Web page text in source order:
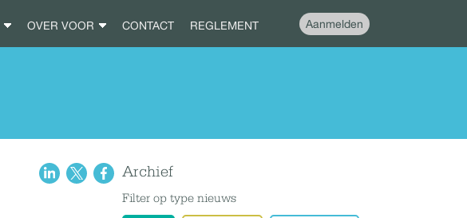
OVER VOOR CONTACT REGLEMENT Aanmelden
Archief
Filter op type nieuws